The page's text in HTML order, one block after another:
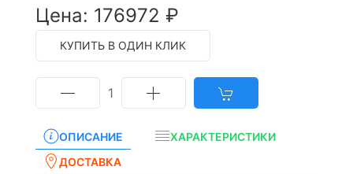
Цена: 176972 ₽
КУПИТЬ В ОДИН КЛИК
1
ОПИСАНИЕ
ХАРАКТЕРИСТИКИ
ДОСТАВКА